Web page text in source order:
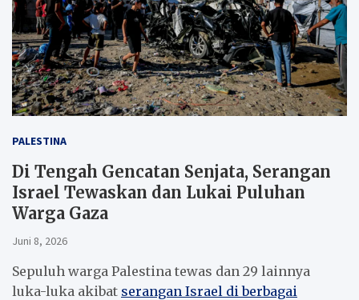
PALESTINA
Di Tengah Gencatan Senjata, Serangan
Israel Tewaskan dan Lukai Puluhan
Warga Gaza
Juni 8, 2026
Sepuluh warga Palestina tewas dan 29 lainnya
luka-luka akibat serangan Israel di berbagai